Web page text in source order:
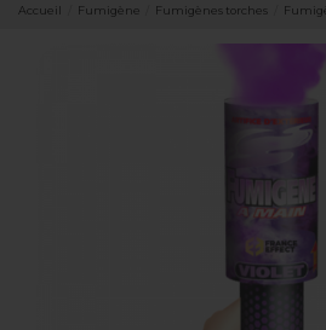
Accueil Fumigène Fumigènes torches